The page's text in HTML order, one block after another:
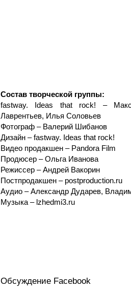
Состав творческой группы:
fastway. Ideas that rock! –
Лаврентьев, Илья Соловьев
Фотограф – Валерий Шибанов
Дизайн – fastway. Ideas that rock!
Видео продакшен – Pandora Film
Продюсер – Ольга Иванова
Режиссер – Андрей Вакорин
Постпродакшен – postproduction.ru
Аудио – Александр Дударев,
Музыка – lzhedmi3.ru
Обсуждение Facebook